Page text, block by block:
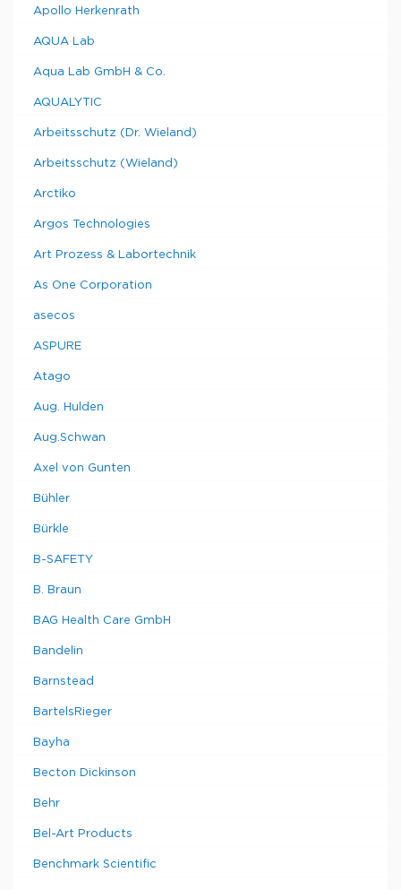
Apollo Herkenrath
AQUA Lab
Aqua Lab GmbH & Co.
AQUALYTIC
Arbeitsschutz (Dr. Wieland)
Arbeitsschutz (Wieland)
Arctiko
Argos Technologies
Art Prozess & Labortechnik
As One Corporation
asecos
ASPURE
Atago
Aug. Hulden
Aug.Schwan
Axel von Gunten
Bühler
Bürkle
B-SAFETY
B. Braun
BAG Health Care GmbH
Bandelin
Barnstead
BartelsRieger
Bayha
Becton Dickinson
Behr
Bel-Art Products
Benchmark Scientific